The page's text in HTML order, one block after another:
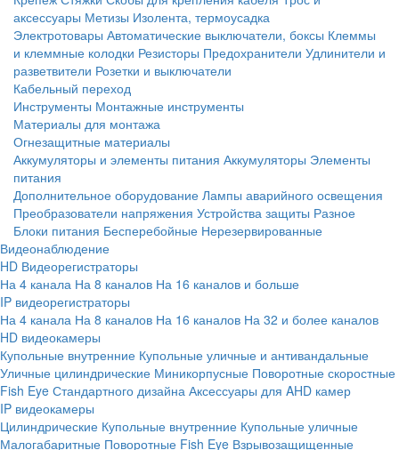
аксессуары Метизы Изолента, термоусадка
Электротовары Автоматические выключатели, боксы Клеммы
и клеммные колодки Резисторы Предохранители Удлинители и
разветвители Розетки и выключатели
Кабельный переход
Инструменты Монтажные инструменты
Материалы для монтажа
Огнезащитные материалы
Аккумуляторы и элементы питания Аккумуляторы Элементы
питания
Дополнительное оборудование Лампы аварийного освещения
Преобразователи напряжения Устройства защиты Разное
Блоки питания Бесперебойные Нерезервированные
Видеонаблюдение
HD Видеорегистраторы
На 4 канала На 8 каналов На 16 каналов и больше
IP видеорегистраторы
На 4 канала На 8 каналов На 16 каналов На 32 и более каналов
HD видеокамеры
Купольные внутренние Купольные уличные и антивандальные
Уличные цилиндрические Миникорпусные Поворотные скоростные
Fish Eye Стандартного дизайна Аксессуары для AHD камер
IP видеокамеры
Цилиндрические Купольные внутренние Купольные уличные
Малогабаритные Поворотные Fish Eye Взрывозащищенные